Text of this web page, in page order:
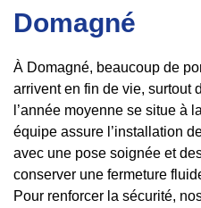
Domagné
À Domagné, beaucoup de
arrivent en fin de vie, surtout
l’année moyenne se situe à
équipe assure l’installation
avec une pose soignée et
conserver une fermeture
Pour renforcer la sécurité,